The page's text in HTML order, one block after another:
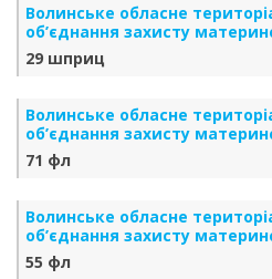
Волинське обласне
об’єднання захисту
29 шприц
Волинське обласне
об’єднання захисту
71 фл
Волинське обласне
об’єднання захисту
55 фл